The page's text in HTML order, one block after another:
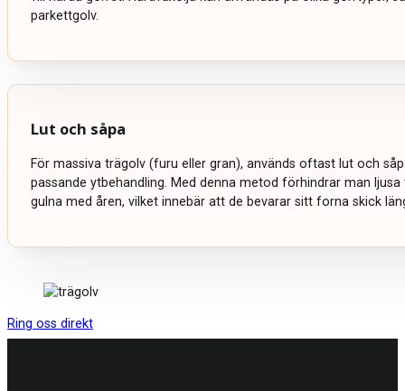
parkettgolv.
Lut och såpa
För massiva trägolv (furu eller gran), används oftast lut och
passande ytbehandling. Med denna metod förhindrar man
gulna med åren, vilket innebär att de bevarar sitt forna skick
Ring oss direkt